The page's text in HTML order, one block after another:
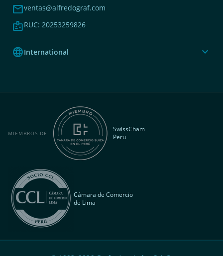
mailventas@alfredograf.com
badgeRUC: 20253259826
languageInternational expand_more
MIEMBROS DE
SwissCham
Peru
Cámara de Comercio
de Lima